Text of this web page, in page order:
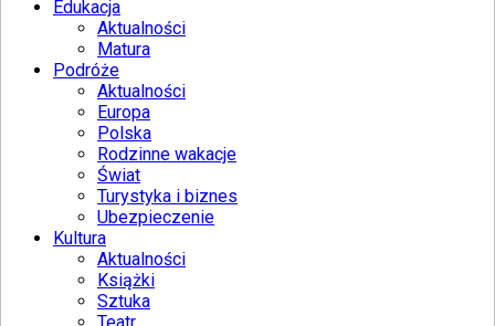
Edukacja
Aktualności
Matura
Podróże
Aktualności
Europa
Polska
Rodzinne wakacje
Świat
Turystyka i biznes
Ubezpieczenie
Kultura
Aktualności
Książki
Sztuka